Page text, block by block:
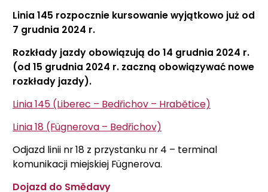
Linia 145 rozpocznie kursowanie wyjątkowo już od
7 grudnia 2024 r.
Rozkłady jazdy obowiązują do 14 grudnia 2024 r.
(od 15 grudnia 2024 r. zaczną obowiązywać nowe
rozkłady jazdy).
Linia 145 (Liberec – Bedřichov – Hrabětice)
Linia 18 (Fügnerova – Bedřichov)
Odjazd linii nr 18 z przystanku nr 4 – terminal
komunikacji miejskiej Fügnerova.
Dojazd do Smědavy